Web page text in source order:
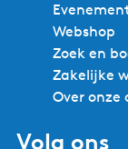
Webshop
Zoek en
Zakelijke
Over onze
Volg ons